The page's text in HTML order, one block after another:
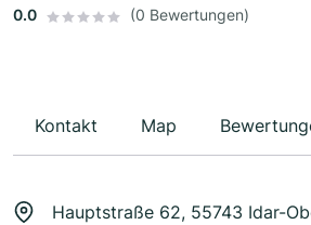
0.0 (0 Bewertungen)
Kontakt Map
Hauptstraße 62, 55743 Idar-